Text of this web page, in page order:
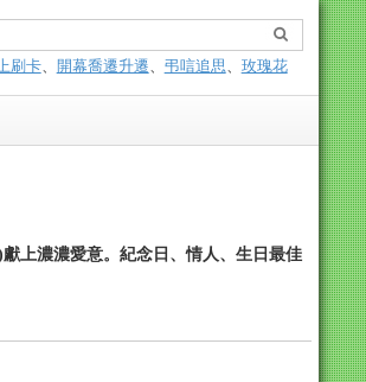
刷卡、 開幕喬遷升遷、 弔唁追思、 玫瑰花
上濃濃愛意。紀念日、情人、生日最佳